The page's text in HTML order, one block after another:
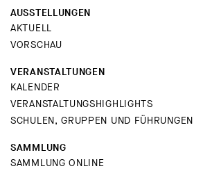
AUSSTELLUNGEN
AKTUELL
VORSCHAU
VERANSTALTUNGEN
KALENDER
VERANSTALTUNGSHIGHLIGHTS
SCHULEN, GRUPPEN UND FÜHRUNGEN
SAMMLUNG
SAMMLUNG ONLINE